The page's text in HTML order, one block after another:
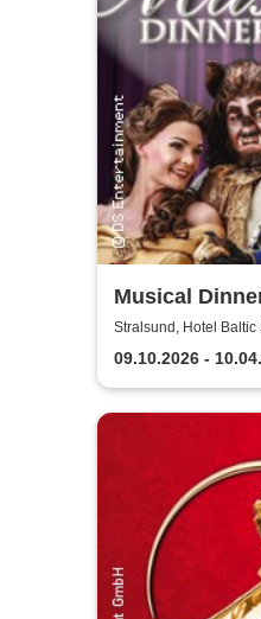
Musical
of Musicals
Stralsund, Hotel Baltic
09.10.2026 -